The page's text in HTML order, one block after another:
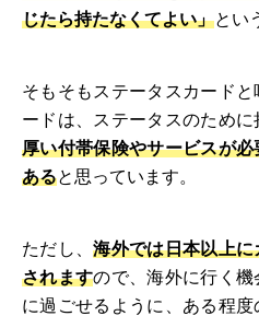
じたら持たなくてよい」とい
そもそもステータスカード
ードは、ステータスのために
厚い付帯保険やサービスが
あると思っています。
ただし、海外では日本以上
されますので、海外に行く
に過ごせるように、ある程